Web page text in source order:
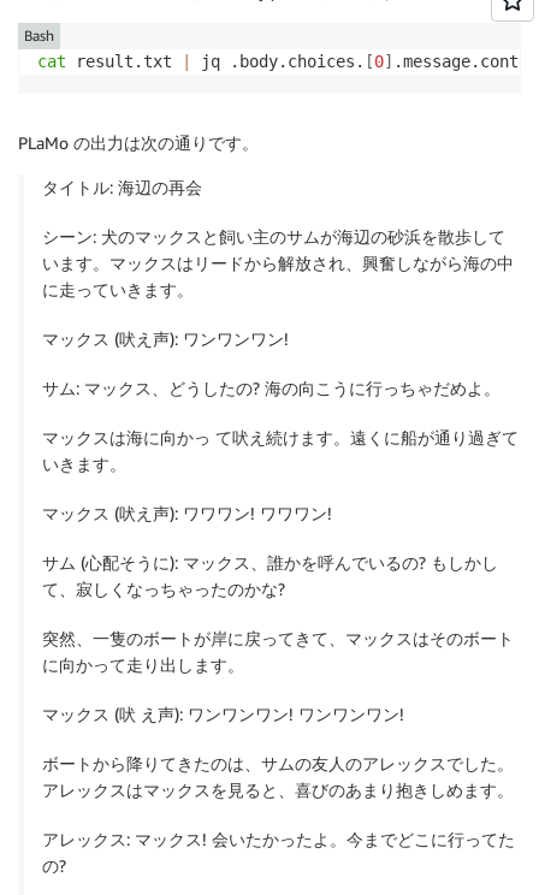
cat result.txt jq .body.choices. [0]
Bash
PLaMo の出力は次の通りです。
タイトル: 海辺の再会
シーン: 犬のマックスと飼い主のサムが海辺の砂浜を散歩して
います。マックスはリードから解放され、興奮しながら海の中
に走っていきます。
マックス (吠え声): ワンワンワン!
サム: マックス、どうしたの? 海の向こうに行っちゃだめよ。
マックスは海に向かっ て吠え続けます。遠くに船が通り過ぎて
いきます。
マックス (吠え声): ワワワン! ワワワン!
サム (心配そうに): マックス、誰かを呼んでいるの? もしかし
て、寂しくなっちゃったのかな?
突然、一隻のボートが岸に戻ってきて、マックスはそのボート
に向かって走り出します。
マックス (吠 え声): ワンワンワン! ワンワンワン!
ボートから降りてきたのは、サムの友人のアレックスでした。
アレックスはマックスを見ると、喜びのあまり抱きしめます。
アレックス: マックス! 会いたかったよ。今までどこに行ってた
の?